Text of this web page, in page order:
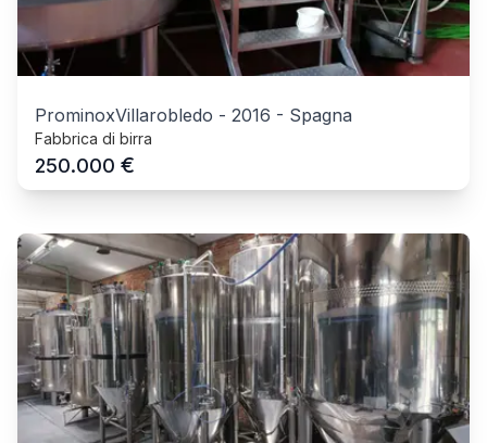
ProminoxVillarobledo - 2016 - Spagna
Fabbrica di birra
250.000 €